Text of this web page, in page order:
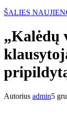
ŠALIES
„Kalėdų
Autorius admin5